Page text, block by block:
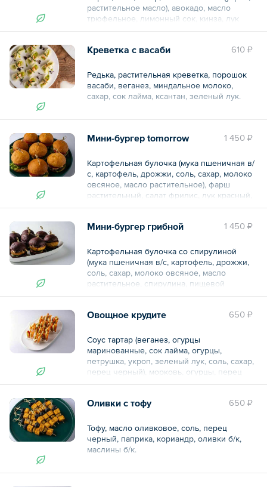
растительное масло), авокадо, масло
трюфельное, лимонный сок, кинза, лук
красный, перец чили нити, лук зеленый.
— 5 шт.
КБЖУ указано за 1 шт.
Общий вес – 225 г
610 ₽
Креветка с васаби
Редька, растительная креветка, порошок
васаби, веганез, миндальное молоко,
сахар, сок лайма, ксантан, зеленый лук.
— 5 шт.
КБЖУ указано за 1 шт. 1 450 ₽
Мини-бургер tomorrow
Картофельная булочка (мука пшеничная в/
с, картофель, дрожжи, соль, сахар, молоко
овсяное, масло растительное), фарш
растительный, салат фрилис, лук красный,
огурцы маринованные, томаты, соус
чесночное масло.
— 8 шт.
КБЖУ указано за 1 шт.
1 450 ₽
Мини-бургер грибной
Картофельная булочка со спирулиной
(мука пшеничная в/с, картофель, дрожжи,
соль, сахар, молоко овсяное, масло
растительное, спирулина, пищевой
краситель), шампиньоны, оливковое масло,
груша, веганез, соус сырный, масло
вода, корица, томаты вяленые, мини-
шпинат.
— 8 шт.
650 ₽
Овощное крудите
Соус тартар (веганез, огурцы
маринованные, сок лайма, огурцы,
петрушка, укроп, зеленый лук, соль, сахар,
перец черный), морковь, огурцы, перец
болгарский, стебель сельдерея.
— 15 шт.
КБЖУ указано за 1 шт.
Общий вес – 615 г
650 ₽
Оливки с тофу
Тофу, масло оливковое, соль, перец
черный, паприка, кориандр, оливки б/к,
маслины б/к.
— 10 шт.